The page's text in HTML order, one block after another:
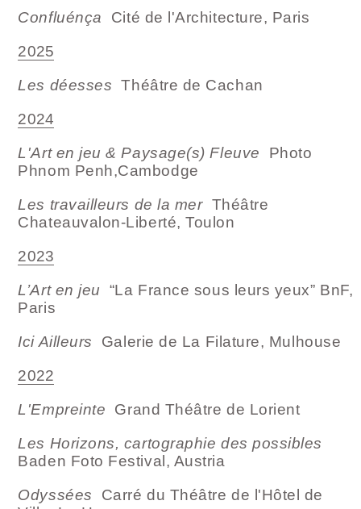
Confluénça
Cité de l'Architecture, Paris
2025
Les déesses Théâtre de Cachan
2024
L'Art en jeu & Paysage(s) Fleuve
Photo
Phnom Penh,Cambodge
Les travailleurs de la merThéâtre
Chateauvalon-Liberté, Toulon
2023
L’Art en jeu “La France sous leurs yeux” BnF,
Paris
Ici Ailleurs Galerie de La Filature, Mulhouse
2022
L'Empreinte Grand Théâtre de Lorient
Les Horizons, cartographie des possibles
Baden Foto Festival, Austria
Odyssées Carré du Théâtre de l'Hôtel de